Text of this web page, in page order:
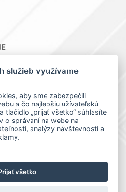
Ostrava
služieb využívame
aby sme zabezpečili
a čo najlepšiu užívateľskú
tlačidlo „prijať všetko“ súhlasíte
o správaní na webe na
analýzy návštevnosti a
všetko